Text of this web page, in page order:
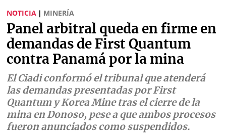
Sociedad
Judiciales
Política
Economía
Mundo
Deportes
Status
K
Vivir+
Opinión
Blogs
Fotografías
NOTICIA | MINERÍA
Panel arbitral queda en firme en
demandas de First Quantum
contra Panamá por la mina
El Ciadi conformó el tribunal que atenderá
las demandas presentadas por First
Quantum y Korea Mine tras el cierre de la
mina en Donoso, pese a que ambos procesos
fueron anunciados como suspendidos.